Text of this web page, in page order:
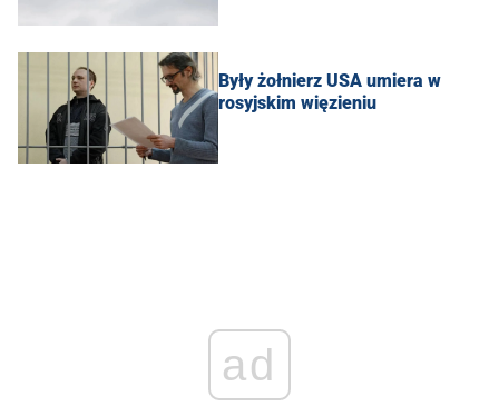
Były żołnierz USA umiera w
rosyjskim więzieniu
ad